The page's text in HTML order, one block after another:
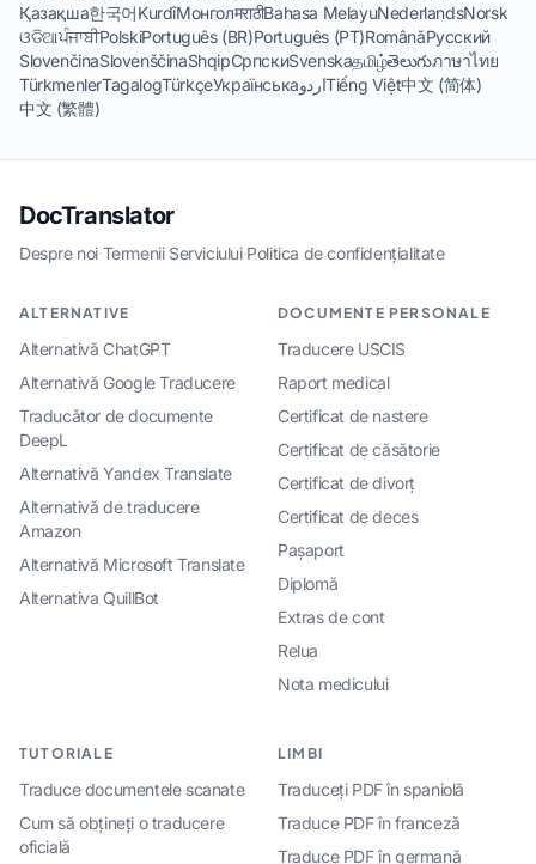
Қазақша한국어KurdîМонголमराठीBahasa MelayuNederlandsNorsk
ଓଡିଆਪੰਜਾਬੀPolskiPortuguês (BR)Português (PT)RomânăРусский
SlovenčinaSlovenščinaShqipСрпскиSvenskaதமிழ்తెలుగుภาษาไทย
TürkmenlerTagalogTürkçeУкраїнськаاردوTiếng Việt中文 (简体)
中文 (繁體)
DocTranslator
Despre noi·Termenii Serviciului·Politica de confidențialitate
ALTERNATIVE
Alternativă ChatGPT
Alternativă Google Traducere
Traducător de documente
DeepL
Alternativă Yandex Translate
Alternativă de traducere
Amazon
Alternativă Microsoft Translate
Alternativa QuillBot
DOCUMENTE PERSONALE
Traducere USCIS
Raport medical
Certificat de nastere
Certificat de căsătorie
Certificat de divorț
Certificat de deces
Pașaport
Diplomă
Extras de cont
Relua
Nota medicului
TUTORIALE
Traduce documentele scanate
Cum să obțineți o traducere
oficială
LIMBI
Traduceți PDF în spaniolă
Traduce PDF în franceză
Traduce PDF în germană